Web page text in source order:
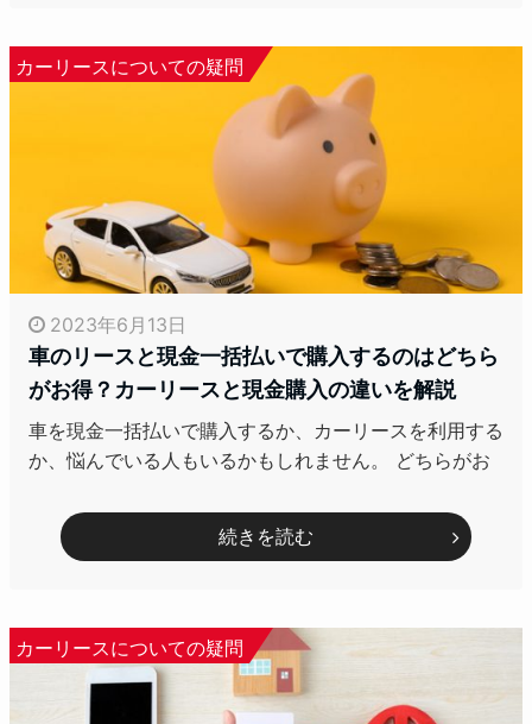
カーリースについての疑問
2023年6月13日
車のリースと現金一括払いで購入するのはどちら
がお得？カーリースと現金購入の違いを解説
車を現金一括払いで購入するか、カーリースを利用する
か、悩んでいる人もいるかもしれません。 どちらがお
続きを読む
カーリースについての疑問